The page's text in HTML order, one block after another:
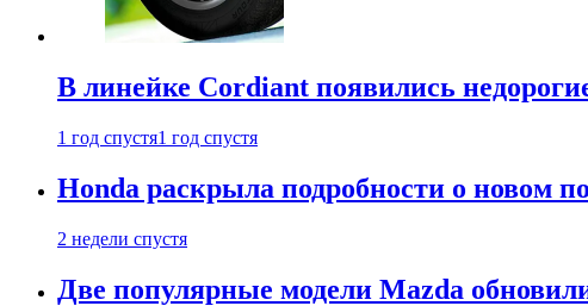
В линейке Cordiant появились
1 год спустя1 год спустя
Honda раскрыла подробности о новом
2 недели спустя
Две популярные модели Mazda